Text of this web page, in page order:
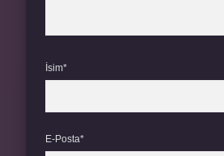
İsim*
E-Posta*